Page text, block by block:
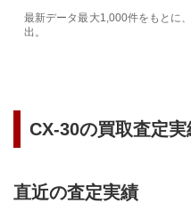
最新データ最大1,000件をもとに
出。
CX-30の買取査定実
直近の査定実績